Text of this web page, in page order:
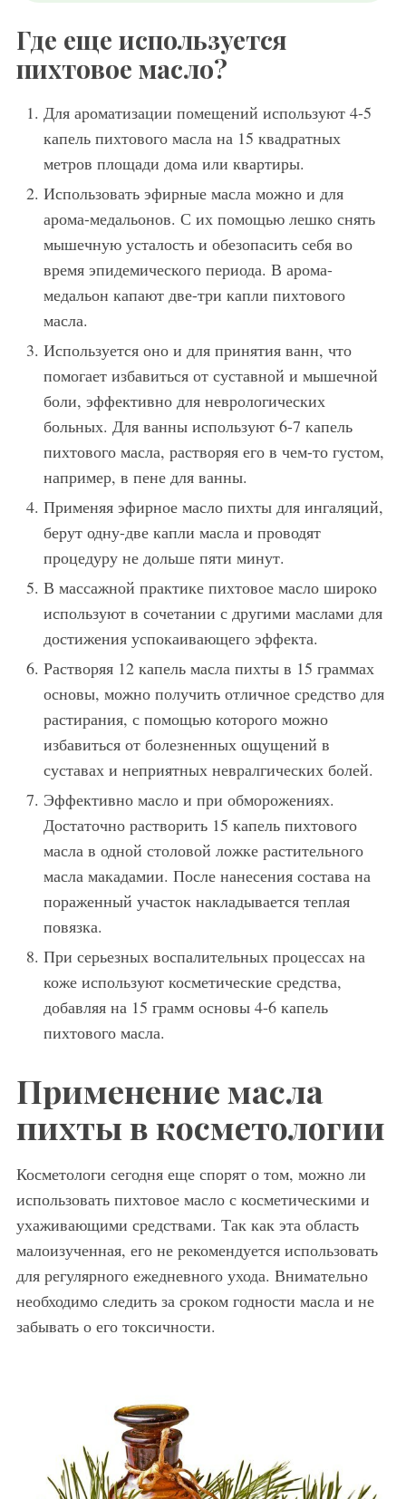
Где еще используется
пихтовое масло?
Для ароматизации помещений используют 4-5
капель пихтового масла на 15 квадратных
метров площади дома или квартиры.
Использовать эфирные масла можно и для
арома-медальонов. С их помощью лешко снять
мышечную усталость и обезопасить себя во
время эпидемического периода. В арома-
медальон капают две-три капли пихтового
масла.
Используется оно и для принятия ванн, что
помогает избавиться от суставной и мышечной
боли, эффективно для неврологических
больных. Для ванны используют 6-7 капель
пихтового масла, растворяя его в чем-то густом,
например, в пене для ванны.
Применяя эфирное масло пихты для ингаляций,
берут одну-две капли масла и проводят
процедуру не дольше пяти минут.
В массажной практике пихтовое масло широко
используют в сочетании с другими маслами для
достижения успокаивающего эффекта.
Растворяя 12 капель масла пихты в 15 граммах
основы, можно получить отличное средство для
растирания, с помощью которого можно
избавиться от болезненных ощущений в
суставах и неприятных невралгических болей.
Эффективно масло и при обморожениях.
Достаточно растворить 15 капель пихтового
масла в одной столовой ложке растительного
масла макадамии. После нанесения состава на
пораженный участок накладывается теплая
повязка.
При серьезных воспалительных процессах на
коже используют косметические средства,
добавляя на 15 грамм основы 4-6 капель
пихтового масла.
Применение масла
пихты в косметологии
Косметологи сегодня еще спорят о том, можно ли
использовать пихтовое масло с косметическими и
ухаживающими средствами. Так как эта область
малоизученная, его не рекомендуется использовать
для регулярного ежедневного ухода. Внимательно
необходимо следить за сроком годности масла и не
забывать о его токсичности.